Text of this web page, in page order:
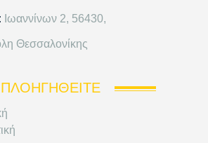
Ιωαννίνων 2, 56430,
Θεσσαλονίκης
ΠΛΟΗΓΗΘΕΊΤΕ